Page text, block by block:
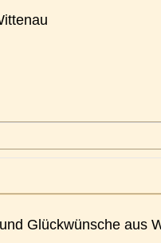
Glückwünsche aus